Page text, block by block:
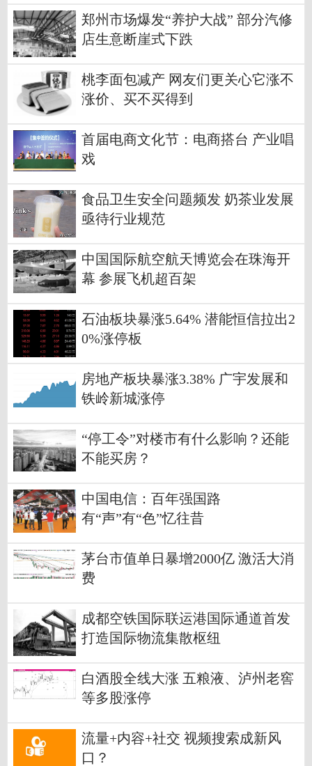
郑州市场爆发“养护大战” 部分汽修
店生意断崖式下跌
桃李面包减产 网友们更关心它涨不
涨价、买不买得到
首届电商文化节：电商搭台 产业唱
戏
食品卫生安全问题频发 奶茶业发展
亟待行业规范
中国国际航空航天博览会在珠海开
幕 参展飞机超百架
石油板块暴涨5.64% 潜能恒信拉出2
0%涨停板
房地产板块暴涨3.38% 广宇发展和
铁岭新城涨停
“停工令”对楼市有什么影响？还能
不能买房？
中国电信：百年强国路
有“声”有“色”忆往昔
茅台市值单日暴增2000亿 激活大消
费
成都空铁国际联运港国际通道首发
打造国际物流集散枢纽
白酒股全线大涨 五粮液、泸州老窖
等多股涨停
流量+内容+社交 视频搜索成新风
口？